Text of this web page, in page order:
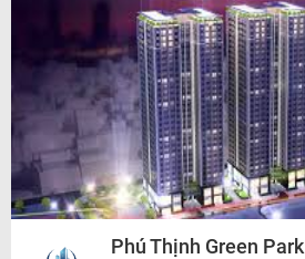
Phú Thịnh Green Park